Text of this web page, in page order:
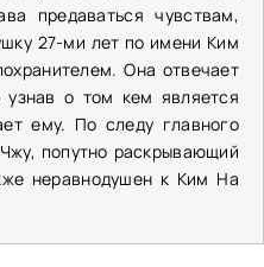
предаваться чувствам,
27-ми лет по имени Ким
Она отвечает
о том кем является
ему. По следу главного
попутно раскрывающий
неравнодушен к Ким На